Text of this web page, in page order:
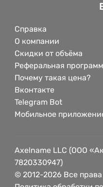
Справка
О компании
Скидки от объёма
Реферальная
Почему такая цена?
Вконтакте
Telegram Bot
Мобильное
Axelname LLC (ООО
7820330947)
© 2012-2026 Все